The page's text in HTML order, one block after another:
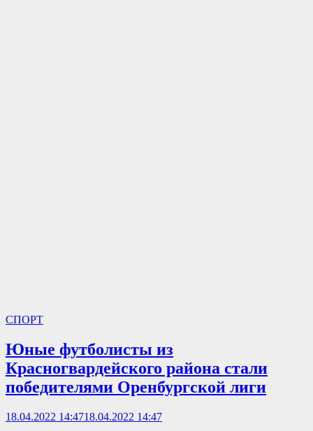
СПОРТ
Юные футболисты из
Красногвардейского района стали
победителями Оренбургской лиги
18.04.2022 14:4718.04.2022 14:47